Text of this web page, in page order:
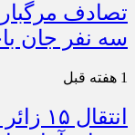
تصادف مرگبار
سه نفر جان
1 هفته قبل